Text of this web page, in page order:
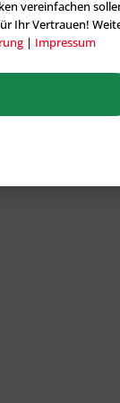
vereinfachen
Ihr Vertrauen!
| Impressum